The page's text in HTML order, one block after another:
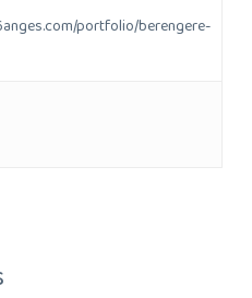
portfolio/berengere-